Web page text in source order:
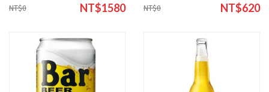
NT$0 NT$1580 NT$0 NT$620